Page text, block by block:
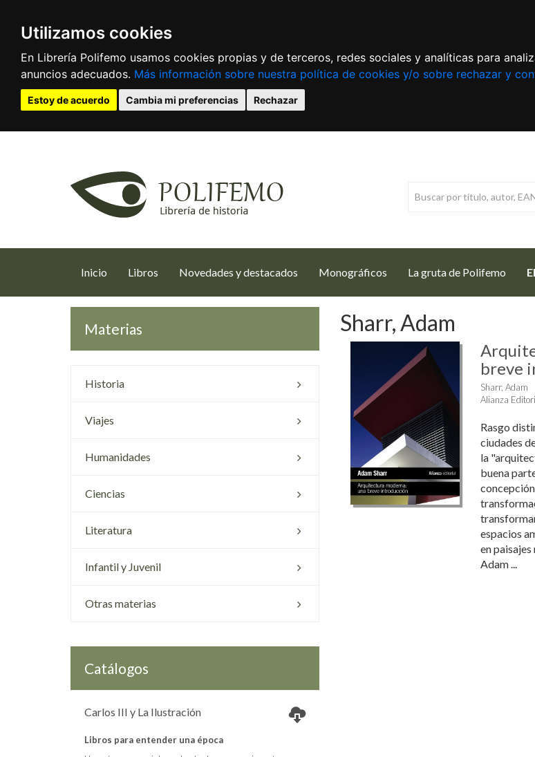
Utilizamos cookies
En Librería Polifemo usamos cookies propias y de terceros, redes sociales y analíticas para
anuncios adecuados. Más información sobre nuestra política de cookies y/o sobre rechazar y
Estoy de acuerdo Cambia mi preferencias Rechazar
Inicio (current)
Libros Novedades y destacados Monográficos La gruta de Polifemo
Materias
Historia
Viajes
Humanidades
Ciencias
Literatura
Infantil y Juvenil
Otras materias
Catálogos
Carlos III y La Ilustración
Libros para entender una época
Sharr, Adam
breve
Sharr, Adam
Alianza
Rasgo
ciudades
la
buena
espacios
en
Adam ...